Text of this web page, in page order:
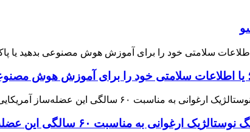
یا اطلاعات سلامتی خود را برای آموزش هوش